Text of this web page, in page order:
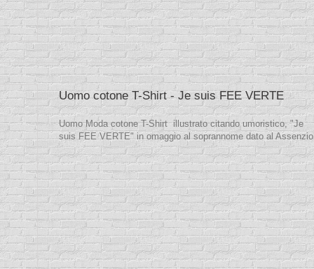
Uomo cotone T-Shirt - Je suis FEE VERTE
Uomo Moda cotone T-Shirt illustrato citando umoristico, "Je
suis FEE VERTE" in omaggio al soprannome dato al Assenzio